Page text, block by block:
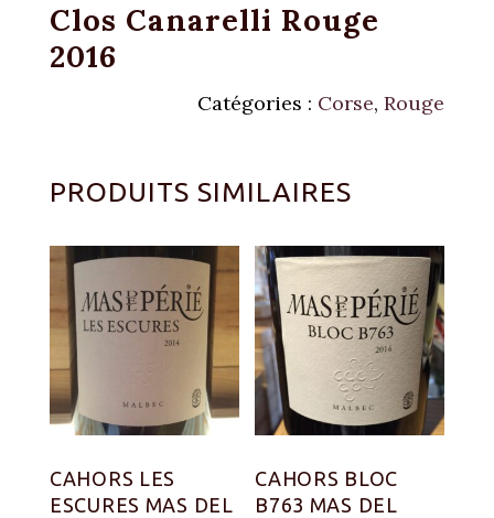
Clos Canarelli Rouge
2016
Catégories : Corse, Rouge
PRODUITS SIMILAIRES
CAHORS LES
ESCURES MAS DEL
CAHORS BLOC
B763 MAS DEL